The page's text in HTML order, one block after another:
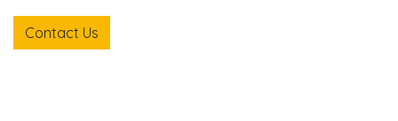
Contact Us